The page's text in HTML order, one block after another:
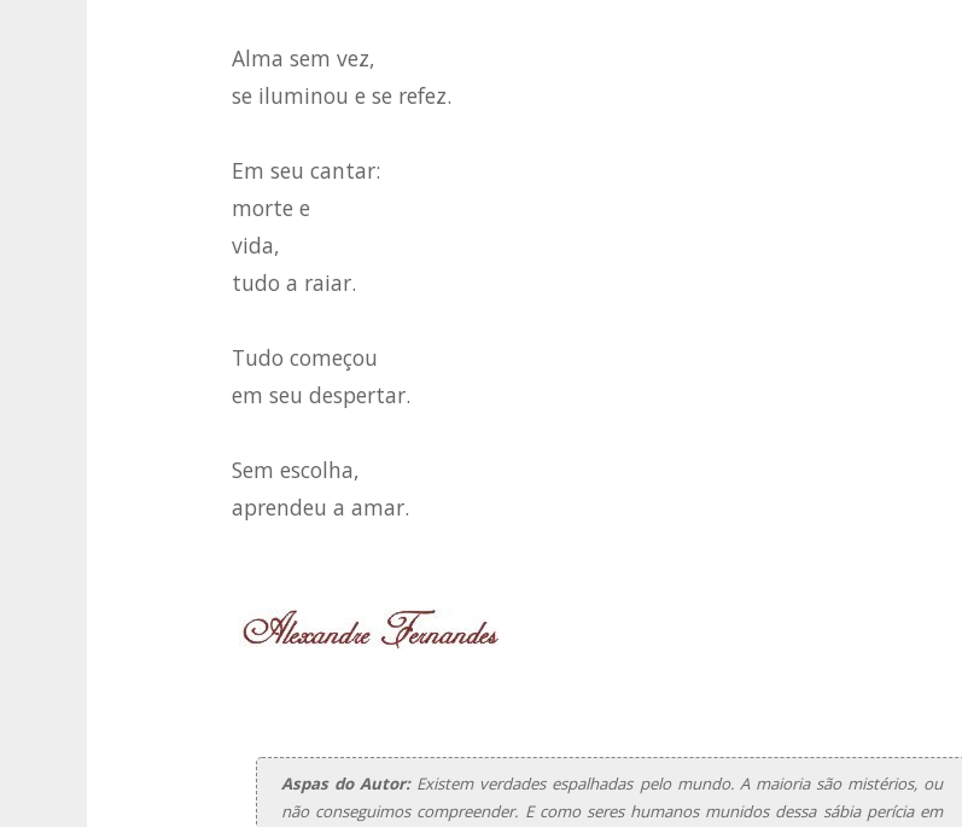
Alma sem vez,
se iluminou e se refez.
Em seu cantar:
morte e
vida,
tudo a raiar.
Tudo começou
em seu despertar.
Sem escolha,
aprendeu a amar.
Aspas do Autor:Existem verdades espalhadas pelo mundo. A maioria são mistérios, ou
não conseguimos compreender. E como seres humanos munidos dessa sábia perícia em